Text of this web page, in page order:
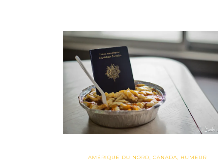
AMÉRIQUE DU NORD, CANADA, HUMEUR